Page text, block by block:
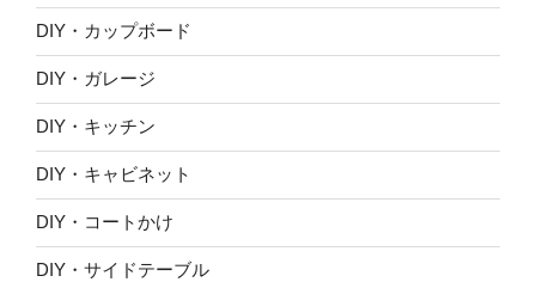
DIY・カップボード
DIY・ガレージ
DIY・キッチン
DIY・キャビネット
DIY・コートかけ
DIY・サイドテーブル